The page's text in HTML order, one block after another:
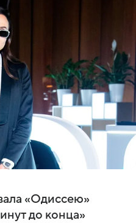
«Одиссею»
до конца»